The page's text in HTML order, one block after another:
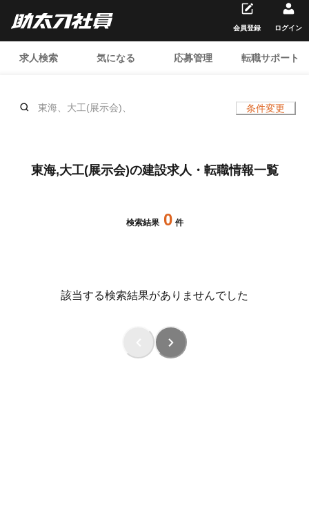
求人検索 気になる 応募管理 転職サポート
会員登録 ログイン
東海、大工(展示会)、 条件変更
東海,大工(展示会)の建設求人・転職情報一覧
検索結果 0 件
該当する検索結果がありませんでした